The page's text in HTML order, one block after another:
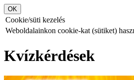
Cookie/süti kezelés
Weboldalainkon cookie-kat (sütiket)
Kvízkérdések